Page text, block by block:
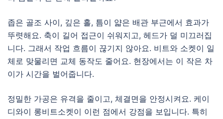
좁은 골조 사이, 깊은 홀, 틈이 얇은 배관 부근에서 효과가
뚜렷해요. 축이 길어 접근이 쉬워지고, 헤드가 덜 미끄러집
니다. 그래서 작업 흐름이 끊기지 않아요. 비트와 소켓이 일
체로 맞물리면 교체 동작도 줄어요. 현장에서는 이 작은 차
이가 시간을 벌어줍니다.
정밀한 가공은 유격을 줄이고, 체결면을 안정시켜요. 케이
디와이 롱비트소켓이 이런 점에서 강점을 보입니다. 특히